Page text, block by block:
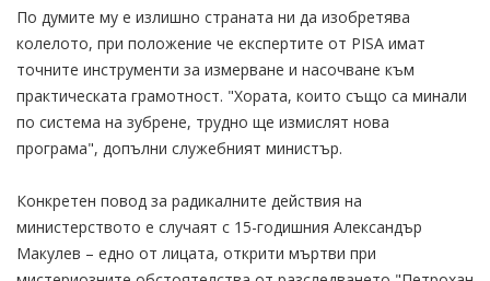
По думите му е излишно страната ни да изобретява
колелото, при положение че експертите от PISA имат
точните инструменти за измерване и насочване към
практическата грамотност. "Хората, които също са минали
по система на зубрене, трудно ще измислят нова
програма", допълни служебният министър.
Конкретен повод за радикалните действия на
министерството е случаят с 15-годишния Александър
Макулев – едно от лицата, открити мъртви при